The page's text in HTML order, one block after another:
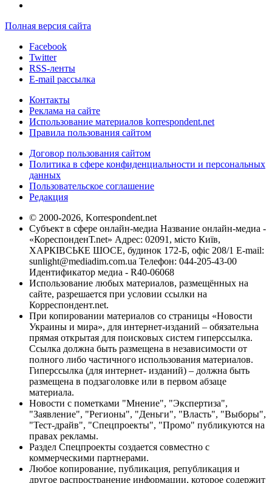
Полная версия сайта
Facebook
Twitter
RSS-ленты
E-mail рассылка
Контакты
Реклама на сайте
Использование материалов korrespondent.net
Правила пользования сайтом
Договор пользования сайтом
Политика в сфере конфиденциальности и персональных
данных
Пользовательское соглашение
Редакция
© 2000-2026, Korrespondent.net
Субъект в сфере онлайн-медиа Название онлайн-медиа -
«КореспонденТ.net» Адрес: 02091, місто Київ,
ХАРКІВСЬКЕ ШОСЕ, будинок 172-Б, офіс 208/1 E-mail:
sunlight@mediadim.com.ua Телефон: 044-205-43-00
Идентификатор медиа - R40-06068
Использование любых материалов, размещённых на
сайте, разрешается при условии ссылки на
Корреспондент.net.
При копировании материалов со страницы «Новости
Украины и мира», для интернет-изданий – обязательна
прямая открытая для поисковых систем гиперссылка.
Ссылка должна быть размещена в независимости от
полного либо частичного использования материалов.
Гиперссылка (для интернет- изданий) – должна быть
размещена в подзаголовке или в первом абзаце
материала.
Новости с пометками "Мнение", "Экспертиза",
"Заявление", "Регионы", "Деньги", "Власть", "Выборы",
"Тест-драйв", "Спецпроекты", "Промо" публикуются на
правах рекламы.
Раздел Спецпроекты создается совместно с
коммерческими партнерами.
Любое копирование, публикация, републикация и
другое распространение информации, которое содержит